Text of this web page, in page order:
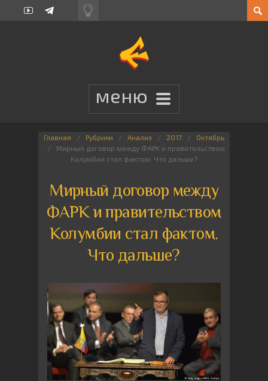
Главная Рубрики Анализ 2017
Октябрь
Мирный договор между ФАРК и правительством
Колумбии стал фактом. Что дальше?
Мирный договор между
ФАРК и правительством
Колумбии стал фактом.
Что дальше?